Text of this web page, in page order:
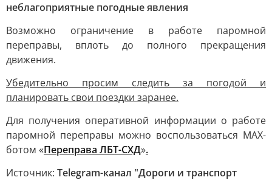
неблагоприятные погодные явления
Возможно ограничение в работе паромной
переправы, вплоть до полного прекращения
движения.
Убедительно просим следить за погодой и
планировать свои поездки заранее.
Для получения оперативной информации о работе
паромной переправы можно воспользоваться МАХ-
ботом «Переправа ЛБТ-СХД».
Источник: Telegram-канал "Дороги и транспорт